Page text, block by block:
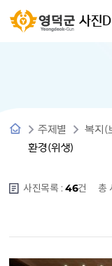
사진
주제별
복지(
환경(위생)
사진목록 :46건 총